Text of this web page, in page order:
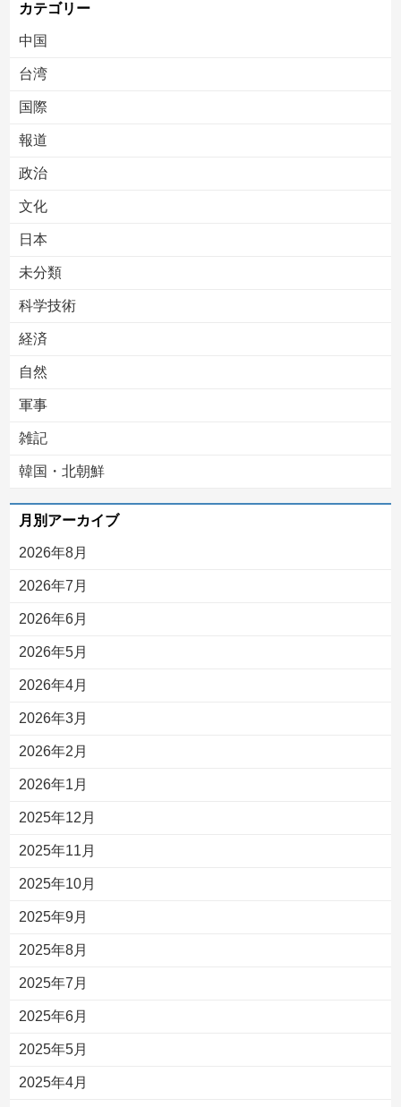
カテゴリー
中国
台湾
国際
報道
政治
文化
日本
未分類
科学技術
経済
自然
軍事
雑記
韓国・北朝鮮
月別アーカイブ
2026年8月
2026年7月
2026年6月
2026年5月
2026年4月
2026年3月
2026年2月
2026年1月
2025年12月
2025年11月
2025年10月
2025年9月
2025年8月
2025年7月
2025年6月
2025年5月
2025年4月